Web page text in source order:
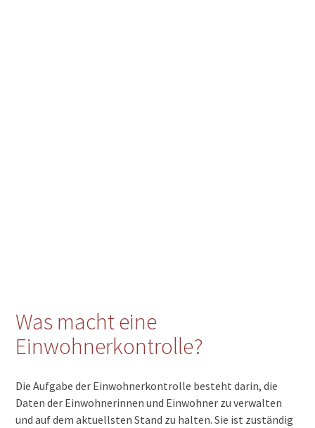
Was macht eine
Einwohnerkontrolle?
Die Aufgabe der Einwohnerkontrolle besteht darin, die
Daten der Einwohnerinnen und Einwohner zu verwalten
und auf dem aktuellsten Stand zu halten. Sie ist zuständig